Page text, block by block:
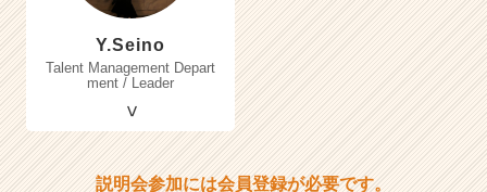
Y.Seino
Talent Management Depart
ment / Leader
説明会参加には会員登録が必要です。